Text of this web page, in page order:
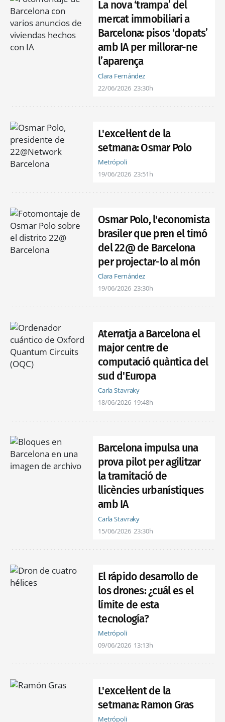
La nova ‘trampa’ del
mercat immobiliari a
Barcelona: pisos ‘dopats’
amb IA per millorar-ne
l’aparença
Clara Fernández
22/06/2026 23:30h
L'excel·lent de la
setmana: Osmar Polo
Metrópoli
19/06/2026 23:51h
Osmar Polo, l'economista
brasiler que pren el timó
del 22@ de Barcelona
per projectar-lo al món
Clara Fernández
19/06/2026 23:30h
Aterratja a Barcelona el
major centre de
computació quàntica del
sud d'Europa
Carla Stavraky
18/06/2026 19:48h
Barcelona impulsa una
prova pilot per agilitzar
la tramitació de
llicències urbanístiques
amb IA
Carla Stavraky
15/06/2026 23:30h
El rápido desarrollo de
los drones: ¿cuál es el
límite de esta
tecnología?
Metrópoli
09/06/2026 13:13h
L'excel·lent de la
setmana: Ramon Gras
Metrópoli